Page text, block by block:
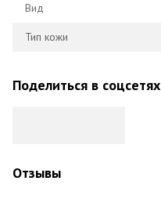
Вид
Тип кожи
Поделиться в соцсетях
Отзывы